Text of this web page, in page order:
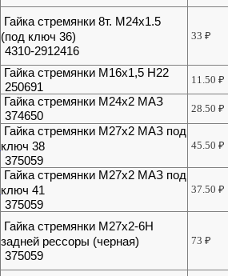
Гайка стремянки 8т. М24х1.5
(под ключ 36)
4310-2912416
33₽
Гайка стремянки М16х1,5 Н22
250691
11.50₽
Гайка стремянки М24х2 МАЗ
374650
28.50₽
Гайка стремянки М27х2 МАЗ под
ключ 38
375059
45.50₽
Гайка стремянки М27х2 МАЗ под
ключ 41
375059
37.50₽
Гайка стремянки М27х2-6Н
задней рессоры (черная)
375059
73₽